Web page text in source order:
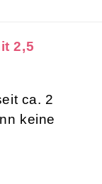
2,5
ca. 2
keine